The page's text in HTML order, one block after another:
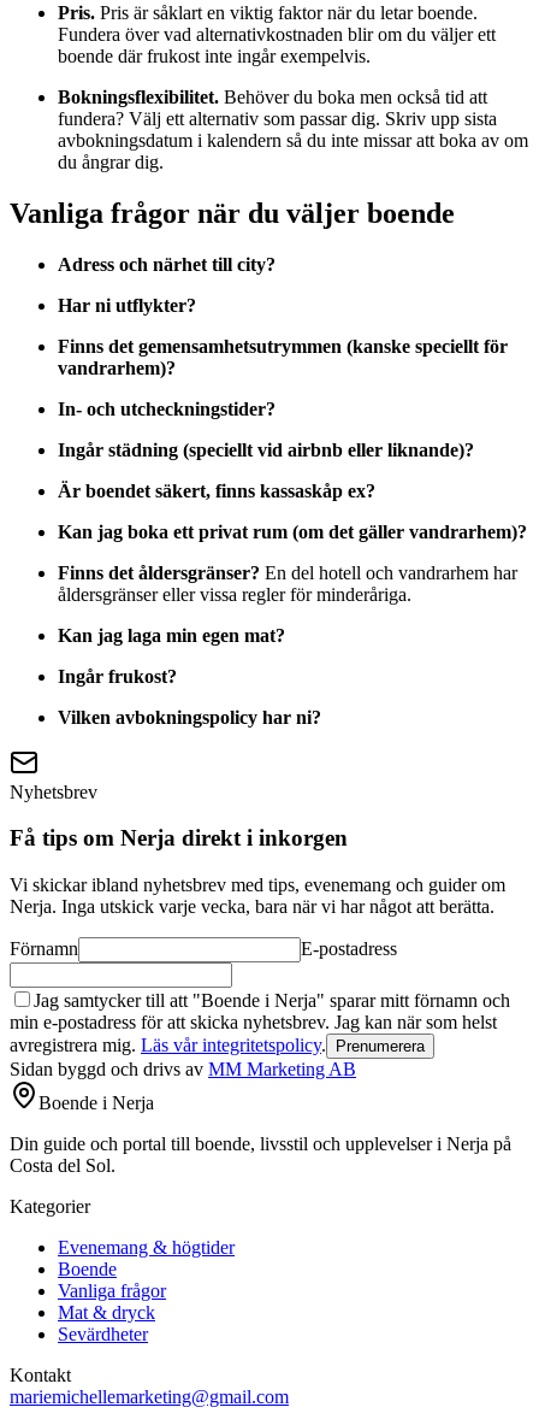
Pris. Pris är såklart en viktig faktor när du letar boende.
Fundera över vad alternativkostnaden blir om du väljer ett
boende där frukost inte ingår exempelvis.
Bokningsflexibilitet. Behöver du boka men också tid att
fundera? Välj ett alternativ som passar dig. Skriv upp sista
avbokningsdatum i kalendern så du inte missar att boka av om
du ångrar dig.
Vanliga frågor när du väljer boende
Adress och närhet till city?
Har ni utflykter?
Finns det gemensamhetsutrymmen (kanske speciellt för
vandrarhem)?
In- och utcheckningstider?
Ingår städning (speciellt vid airbnb eller liknande)?
Är boendet säkert, finns kassaskåp ex?
Kan jag boka ett privat rum (om det gäller vandrarhem)?
Finns det åldersgränser? En del hotell och vandrarhem har
åldersgränser eller vissa regler för minderåriga.
Kan jag laga min egen mat?
Ingår frukost?
Vilken avbokningspolicy har ni?
Nyhetsbrev
Få tips om Nerja direkt i inkorgen
Vi skickar ibland nyhetsbrev med tips, evenemang och guider om
Nerja. Inga utskick varje vecka, bara när vi har något att berätta.
Förnamn E-postadress
Jag samtycker till att "Boende i Nerja" sparar mitt förnamn och
min e-postadress för att skicka nyhetsbrev. Jag kan när som helst
avregistrera mig. Läs vår integritetspolicy. Prenumerera
Sidan byggd och drivs av MM Marketing AB
Boende i Nerja
Din guide och portal till boende, livsstil och upplevelser i Nerja på
Costa del Sol.
Kategorier
Evenemang & högtider
Boende
Vanliga frågor
Mat & dryck
Sevärdheter
Kontakt
mariemichellemarketing@gmail.com